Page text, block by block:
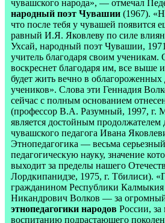
чувашского народа», — отмечал
народный поэт Чувашии (1967).
что после тебя у чувашей появится
равный И.Я. Яковлеву по силе
Ухсай, народный поэт Чувашии,
учитель благодаря своим ученикам.
воскреснет благодаря им, все выше
будет жить вечно в
учеников». Слова эти Геннадия
сейчас с полным основанием
(профессор В.А. Разумный, 1997, г.
является достойным продолжателем
чувашского педагога Ивана
Этнопедагогика — весьма
педагогическую науку, значение
выходит за пределы нашего
Лордкипанидзе, 1975, г. Тбилиси).
гражданином Республики Калмыкия
Никандрович Волков — за
этнопедагогики народов России,
воспитанию подрастающего